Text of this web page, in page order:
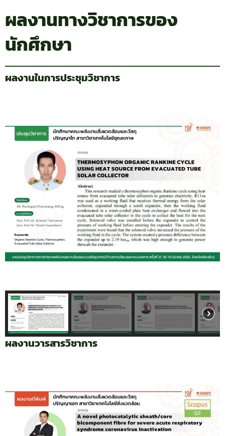
ผลงานทางวิชาการของ
นักศึกษา
ผลงานในการประชุมวิชาการ
ผลงานวารสารวิชาการ